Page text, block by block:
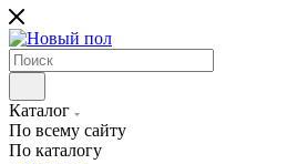
Каталог
По всему сайту
По каталогу